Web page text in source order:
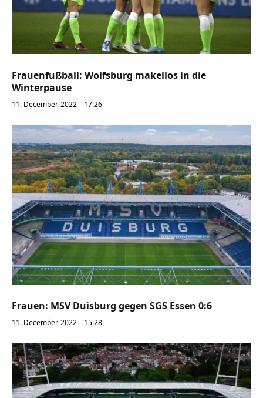
Frauenfußball: Wolfsburg makellos in die
Winterpause
11. December, 2022 – 17:26
Frauen: MSV Duisburg gegen SGS Essen 0:6
11. December, 2022 – 15:28